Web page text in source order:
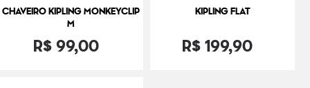
CHAVEIRO KIPLING MONKEYCLIP
M
R$99,00
KIPLING FLAT
R$199,90